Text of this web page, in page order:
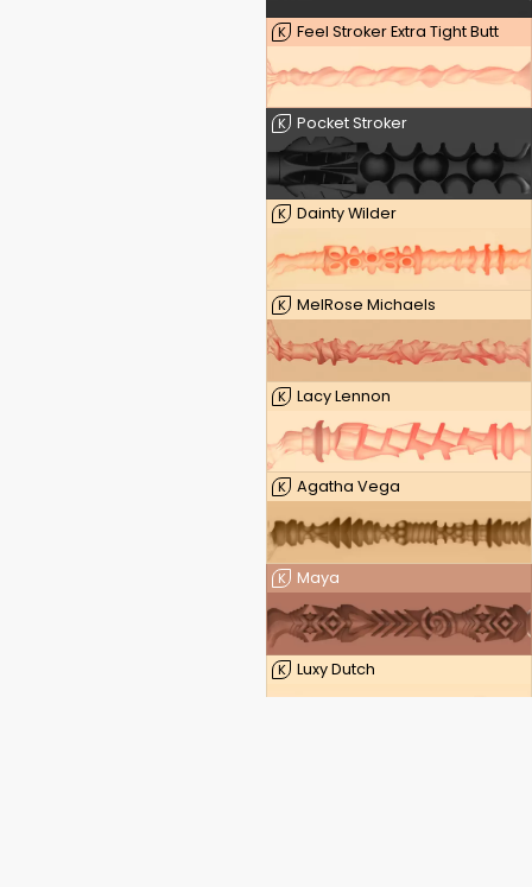
K Feel Stroker Extra Tight Butt
K Pocket Stroker
K Dainty Wilder
K MelRose Michaels
K Lacy Lennon
K Agatha Vega
K Maya
K Luxy Dutch